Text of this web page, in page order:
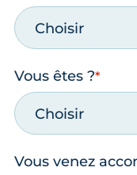
Choisir
Vous êtes ?
Choisir
Vous venez